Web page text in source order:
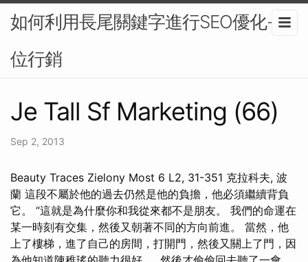
如何利用長尾關鍵字進行SEO優化-數
位行銷
Je Tall Sf Marketing (66)
Sep 2, 2013
Beauty Traces Zielony Most 6 L2, 31-351 克拉科夫, 波
蘭 這段不屬於他的過去仍然是他的負擔，他必須繼續背負
它。 “這就是為什麼你和我從來都不是朋友。 我們的命運在
某一時刻有交集，然後又朝著不同的方向前進。 當然，他
上了樓梯，進了自己的房間，打開門，然後又關上了門，因